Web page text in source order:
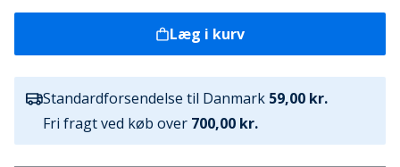
Læg i kurv
Standardforsendelse til Danmark 59,00 kr.
Fri fragt ved køb over 700,00 kr.